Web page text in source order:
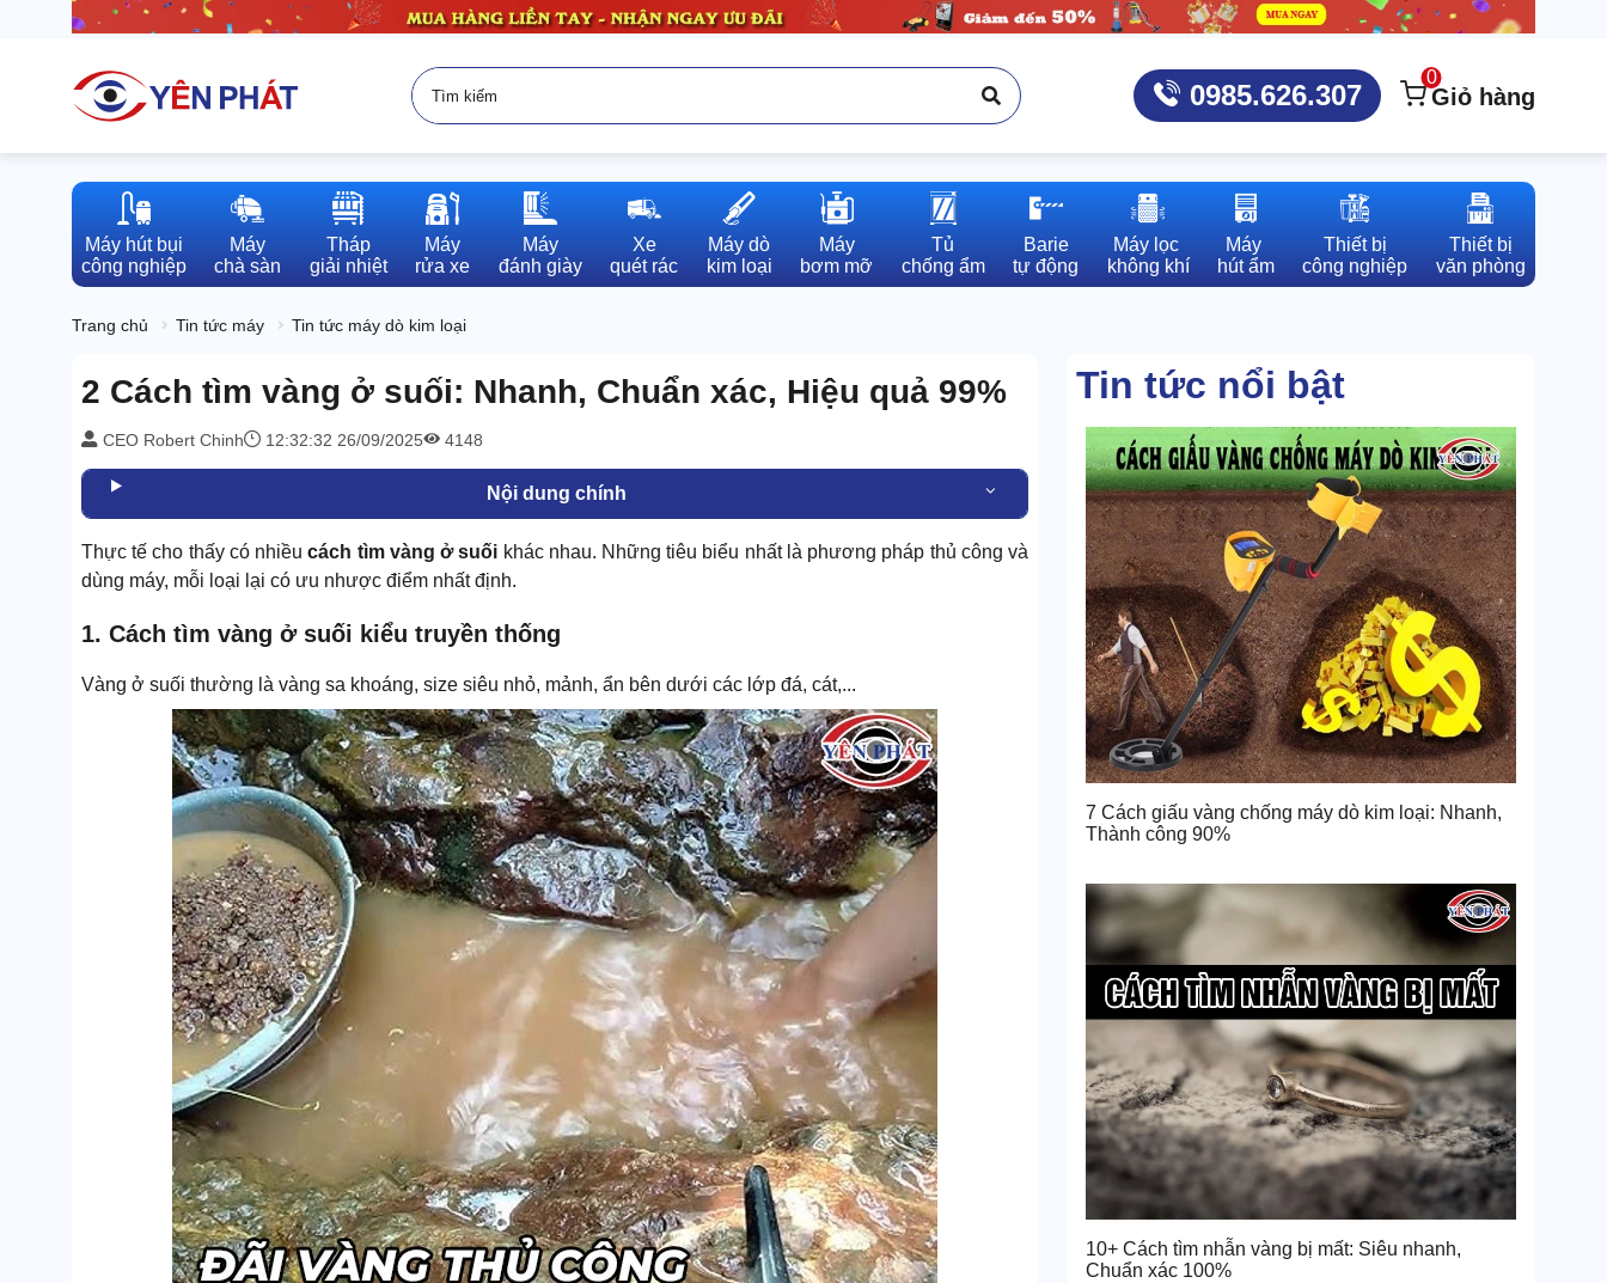
0985.626.307
0
Giỏ hàng
Máy hút bụi
công nghiệp
Máy
chà sàn
Tháp
giải nhiệt
Máy
rửa xe
Máy
đánh giày
Xe
quét rác
Máy dò
kim loại
Máy
bơm mỡ
Tủ
chống ẩm
Barie
tự động
Máy lọc
không khí
Máy
hút ẩm
Thiết bị
công nghiệp
Thiết bị
văn phòng
Trang chủ Tin tức máy Tin tức máy dò kim loại
2 Cách tìm vàng ở suối: Nhanh, Chuẩn xác, Hiệu quả 99%
CEO Robert Chinh 12:32:32 26/09/2025 4148
Nội dung chính
Thực tế cho thấy có nhiềucách tìm vàng ở suối khác nhau. Những tiêu biểu nhất là phương pháp thủ công và
dùng máy, mỗi loại lại có ưu nhược điểm nhất định.
1. Cách tìm vàng ở suối kiểu truyền thống
Vàng ở suối thường là vàng sa khoáng, size siêu nhỏ, mảnh, ẩn bên dưới các lớp đá, cát,...
Tin tức nổi bật
7 Cách giấu vàng chống máy dò kim loại: Nhanh,
Thành công 90%
10+ Cách tìm nhẫn vàng bị mất: Siêu nhanh,
Chuẩn xác 100%